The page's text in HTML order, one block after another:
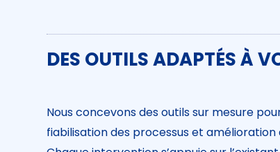
DES OUTILS ADAPTÉS À
Nous concevons des outils sur mesure
fiabilisation des processus et